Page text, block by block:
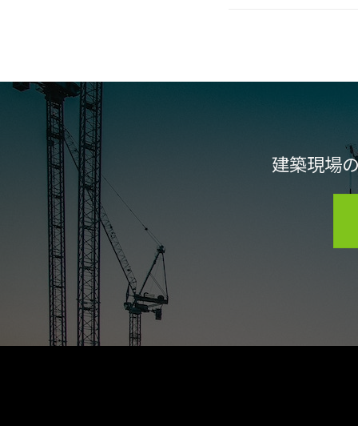
建築現場